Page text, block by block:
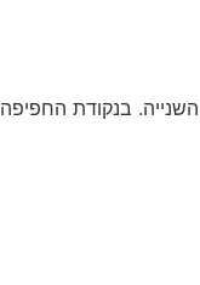
היחידה השנייה. בנקודת החפיפה